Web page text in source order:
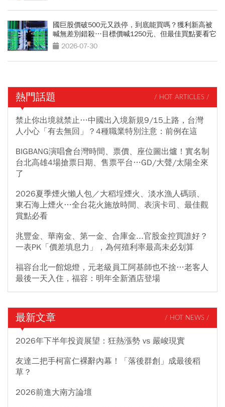
國巨股價破500元又跌停，到底能買嗎？獲利新高被
喊無差別錯殺…目標價喊1250元、但最佳買點要看它
2026-07-30
熱門話題 / HOT ARTICLES /
禁止你出境就禁止…中國出入境新規9/15上路，台灣
人小心「有去無回」？4種職業特別注意：前例在這
BIGBANG演唱會台灣時間、票價、座位圖出爐！實名制
台北高雄4場搶票日期、售票平台…GD/大聲/太陽全來
了
2026夏季煙火懶人包／大稻埕煙火、淡水漁人碼頭、
東石海上煙火…全台花火施放時間、表演卡司、最佳觀
賞點必看
兆豐金、華南金、第一金、合庫金...官股金控買誰好？
一表PK「價差填息力」，為何殖利率最高未必划算
福容台北一館熄燈，元老級員工阿基師也不捨…老客人
最後一天入住，福容：明年全新酒店登場
最新文章 / HOT NEWS /
2026年下半年投資展望：狂熱漲勢 vs 嚴峻現實
友達二把手柯富仁裸辭內幕！「落後群創」成最後稻
草？
2026前進大南方論壇